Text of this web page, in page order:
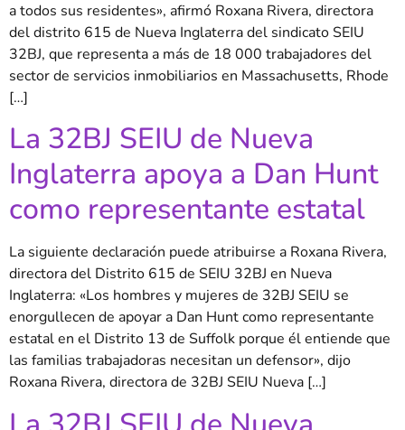
a todos sus residentes», afirmó Roxana Rivera, directora
del distrito 615 de Nueva Inglaterra del sindicato SEIU
32BJ, que representa a más de 18 000 trabajadores del
sector de servicios inmobiliarios en Massachusetts, Rhode
[…]
La 32BJ SEIU de Nueva
Inglaterra apoya a Dan Hunt
como representante estatal
La siguiente declaración puede atribuirse a Roxana Rivera,
directora del Distrito 615 de SEIU 32BJ en Nueva
Inglaterra: «Los hombres y mujeres de 32BJ SEIU se
enorgullecen de apoyar a Dan Hunt como representante
estatal en el Distrito 13 de Suffolk porque él entiende que
las familias trabajadoras necesitan un defensor», dijo
Roxana Rivera, directora de 32BJ SEIU Nueva […]